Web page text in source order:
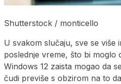
Shutterstock / monticello
U svakom slučaju, sve se više
poslednje vreme, što bi moglo
Windows 12 zaista mogao da
čudi previše s obzirom na to